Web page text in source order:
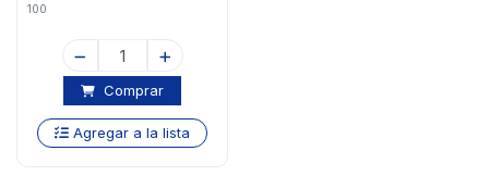
100
Comprar
Agregar a la lista